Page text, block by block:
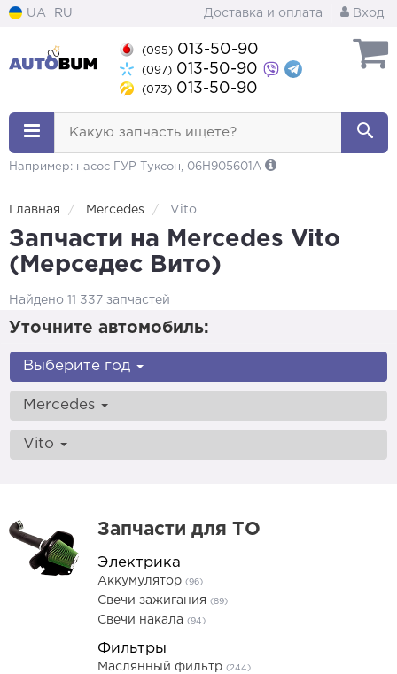
UA RU Доставка и оплата Вход
(095) 013-50-90
(097) 013-50-90
(073) 013-50-90
Какую запчасть ищете?
Например: насос ГУР Туксон, 06H905601A
Главная Mercedes Vito
Запчасти на Mercedes Vito
(Мерседес Вито)
Найдено 11 337 запчастей
Уточните автомобиль:
Выберите год
Mercedes
Vito
Запчасти для ТО
Электрика
Аккумулятор (96)
Свечи зажигания (89)
Свечи накала (94)
Фильтры
Маслянный фильтр (244)